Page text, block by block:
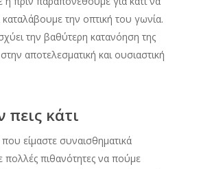
την οπτική του γωνία.
την βαθύτερη κατανόηση της
αποτελεσματική και ουσιαστική
κάτι
που είμαστε συναισθηματικά
πολλές πιθανότητες να πούμε